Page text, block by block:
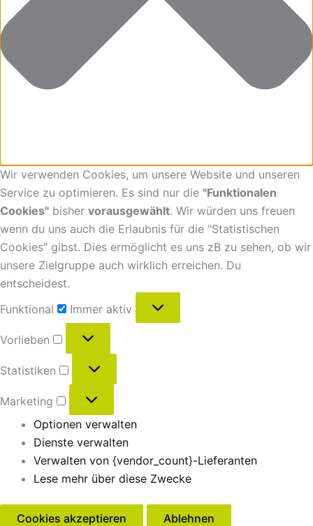
Wir verwenden Cookies, um unsere Website und unseren
Service zu optimieren. Es sind nur die "Funktionalen
Cookies" bisher vorausgewählt. Wir würden uns freuen
wenn du uns auch die Erlaubnis für die "Statistischen
Cookies" gibst. Dies ermöglicht es uns zB zu sehen, ob wir
unsere Zielgruppe auch wirklich erreichen. Du
entscheidest.
Funktional
Immer aktiv
Vorlieben
Statistiken
Marketing
Optionen verwalten
Dienste verwalten
Verwalten von {vendor_count}-Lieferanten
Lese mehr über diese Zwecke
Cookies akzeptieren
Ablehnen